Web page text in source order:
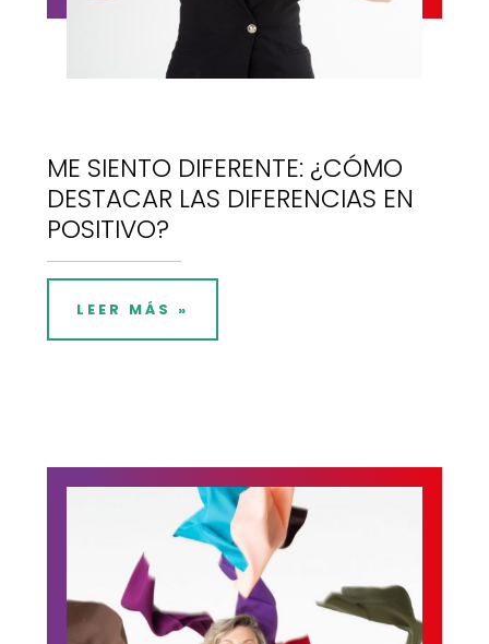
ME SIENTO DIFERENTE: ¿CÓMO
DESTACAR LAS DIFERENCIAS EN
POSITIVO?
LEER MÁS »